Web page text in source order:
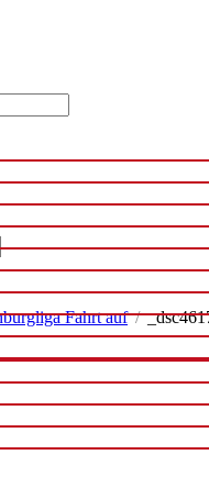
Fahrt auf /